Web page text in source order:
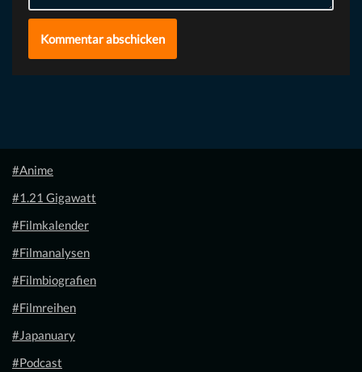
#Anime
#1.21 Gigawatt
#Filmkalender
#Filmanalysen
#Filmbiografien
#Filmreihen
#Japanuary
#Podcast